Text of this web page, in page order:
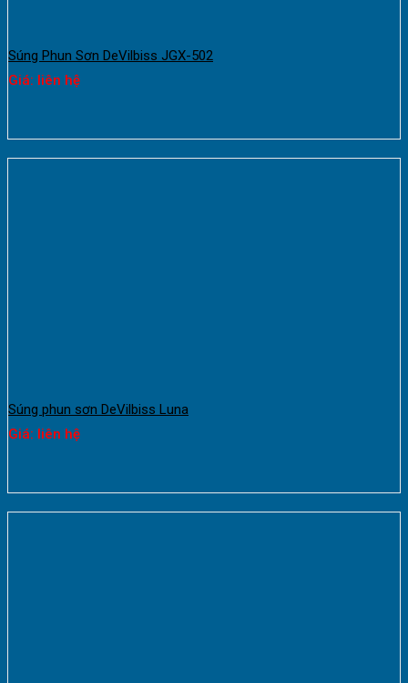
Súng Phun Sơn DeVilbiss JGX-502
Giá: liên hệ
Súng phun sơn DeVilbiss Luna
Giá: liên hệ